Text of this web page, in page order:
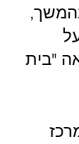
"בית